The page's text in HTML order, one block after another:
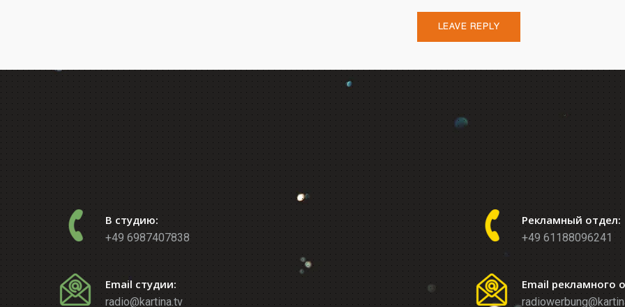
В студию:
+49 6987407838
Email студии:
radio@kartina.tv
Рекламный отдел:
+49 61188096241
Email рекламного